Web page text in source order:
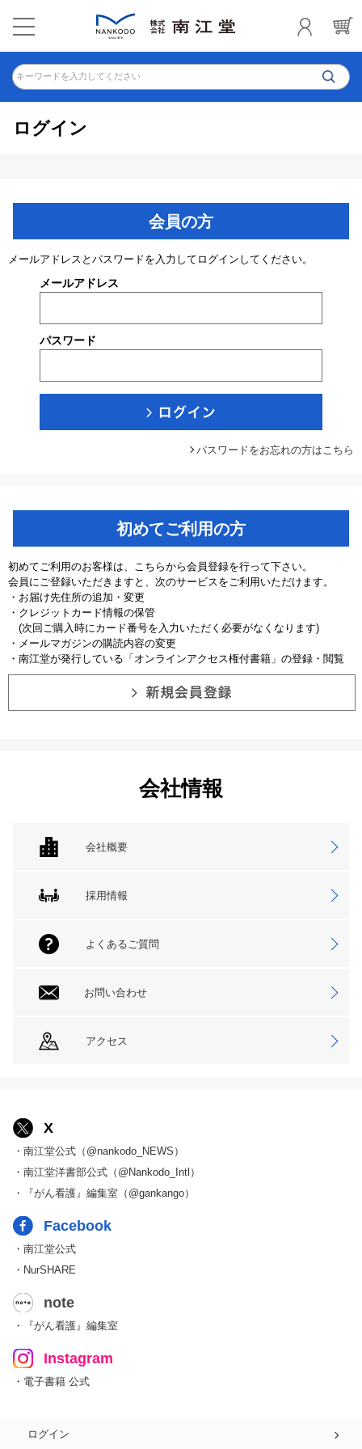
キーワードを入力してください
ログイン
会員の方
メールアドレスとパスワードを入力してログインしてください。
メールアドレス
パスワード
パスワードをお忘れの方はこちら
初めてご利用の方
初めてご利用のお客様は、こちらから会員登録を行って下さい。
会員にご登録いただきますと、次のサービスをご利用いただけます。
・お届け先住所の追加・変更
・クレジットカード情報の保管
(次回ご購入時にカード番号を入力いただく必要がなくなります)
・メールマガジンの購読内容の変更
・南江堂が発行している「オンラインアクセス権付書籍」の登録・閲覧
会社情報
会社概要
採用情報
よくあるご質問
お問い合わせ
アクセス
X
・南江堂公式（@nankodo_NEWS）
・南江堂洋書部公式（@Nankodo_Intl）
・『がん看護』編集室（@gankango）
Facebook
・南江堂公式
・NurSHARE
note
・『がん看護』編集室
Instagram
・電子書籍 公式
ログイン